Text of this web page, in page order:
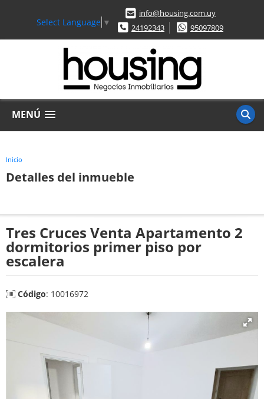
Select Language ▼
info@housing.com.uy
24192343
95097809
MENÚ
Inicio
Detalles del inmueble
Tres Cruces Venta Apartamento 2
dormitorios primer piso por
escalera
Código: 10016972